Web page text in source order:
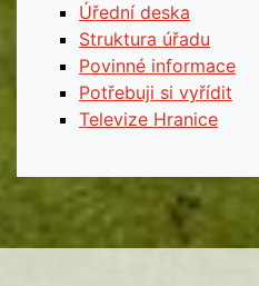
Úřední deska
Struktura úřadu
Povinné informace
Potřebuji si vyřídit
Televize Hranice